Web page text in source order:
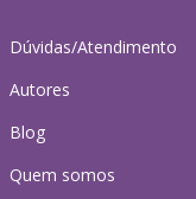
Dúvidas/Atendimento
Autores
Blog
Quem somos